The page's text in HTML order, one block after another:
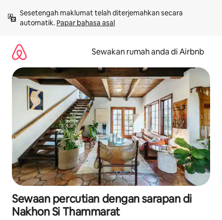
kandungan
Sesetengah maklumat telah diterjemahkan secara
automatik. Papar bahasa asal
Sewakan rumah anda di Airbnb
Sewaan percutian dengan sarapan di
Nakhon Si Thammarat